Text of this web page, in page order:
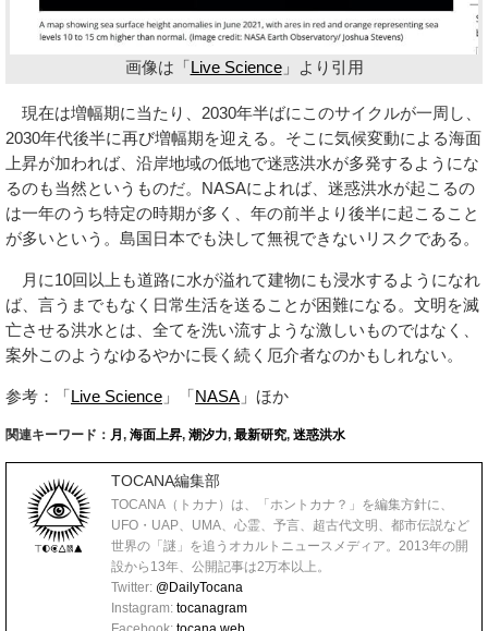
画像は「Live Science」より引用
現在は増幅期に当たり、2030年半ばにこのサイクルが一周し、
2030年代後半に再び増幅期を迎える。そこに気候変動による海面
上昇が加われば、沿岸地域の低地で迷惑洪水が多発するようにな
るのも当然というものだ。NASAによれば、迷惑洪水が起こるの
は一年のうち特定の時期が多く、年の前半より後半に起こること
が多いという。島国日本でも決して無視できないリスクである。
月に10回以上も道路に水が溢れて建物にも浸水するようになれ
ば、言うまでもなく日常生活を送ることが困難になる。文明を滅
亡させる洪水とは、全てを洗い流すような激しいものではなく、
案外このようなゆるやかに長く続く厄介者なのかもしれない。
参考：「Live Science 」「NASA 」ほか
関連キーワード： 月, 海面上昇, 潮汐力, 最新研究, 迷惑洪水
TOCANA編集部
TOCANA（トカナ）は、「ホントカナ？」を編集方針に、
UFO・UAP、UMA、心霊、予言、超古代文明、都市伝説など
世界の「謎」を追うオカルトニュースメディア。2013年の開
設から13年、公開記事は2万本以上。
Twitter: @DailyTocana
Instagram: tocanagram